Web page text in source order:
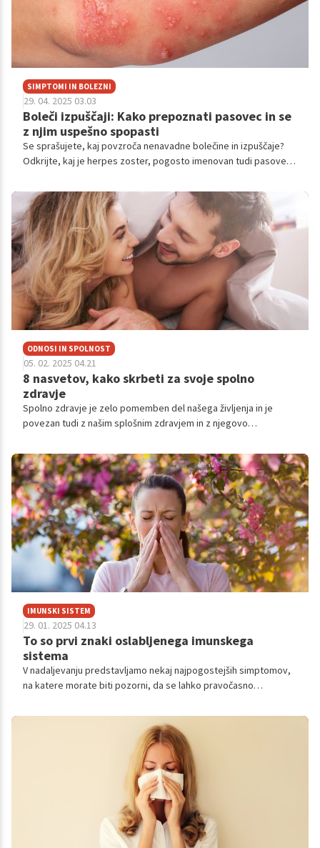
SIMPTOMI IN BOLEZNI
29. 04. 2025 03.03
Boleči izpuščaji: Kako prepoznati pasovec in se
z njim uspešno spopasti
Se sprašujete, kaj povzroča nenavadne bolečine in izpuščaje?
Odkrijte, kaj je herpes zoster, pogosto imenovan tudi pasovec,
ODNOSI IN SPOLNOST
05. 02. 2025 04.21
8 nasvetov, kako skrbeti za svoje spolno
zdravje
Spolno zdravje je zelo pomemben del našega življenja in je
povezan tudi z našim splošnim zdravjem in z njegovo
stigme, pa tudi zaradi pomanjkanja celovitih zdravstvenih
storitev na tem področju. Kako poskrbeti, da ostanemo zdravi
in uživamo v zdravi spolnosti?
IMUNSKI SISTEM
29. 01. 2025 04.13
To so prvi znaki oslabljenega imunskega
sistema
V nadaljevanju predstavljamo nekaj najpogostejših simptomov,
na katere morate biti pozorni, da se lahko pravočasno